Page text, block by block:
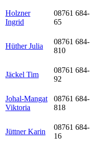
Holzner
Ingrid
08761 684-
65
Hüther Julia
08761 684-
810
Jäckel Tim
08761 684-
92
Johal-Mangat
Viktoria
08761 684-
818
Jüttner Karin
08761 684-
16